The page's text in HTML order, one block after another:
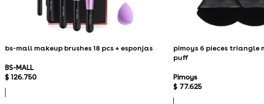
bs-mall makeup brushes 18 pcs + esponjas
BS-MALL
$ 126.750
pimoys 6 pieces triangle
puff
Pimoys
$ 77.625